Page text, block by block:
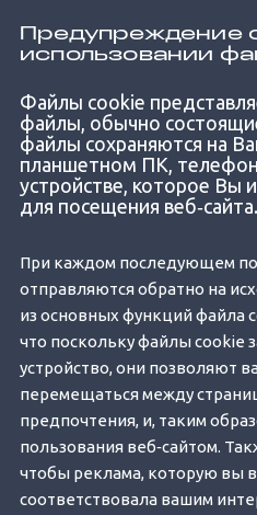
Предупреждение
использовании
Файлы cookie
файлы, обычно
файлы сохраняются на
планшетном ПК,
устройстве, которое Вы
для посещения веб‐сайта.
При каждом последующем
отправляются обратно на
из основных функций файла
что поскольку файлы cookie
устройство, они позволяют
перемещаться между
предпочтения, и, таким
пользования веб‐сайтом.
чтобы реклама, которую вы
соответствовала вашим